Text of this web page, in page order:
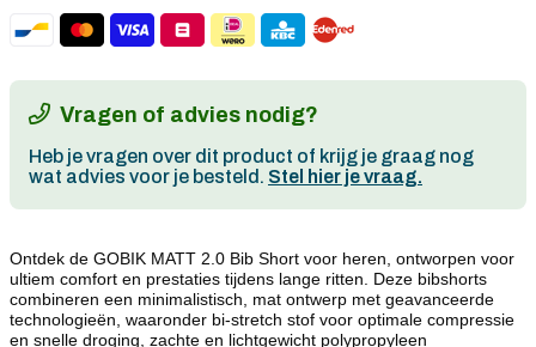
Vragen of advies nodig?
Heb je vragen over dit product of krijg je graag nog
wat advies voor je besteld. Stel hier je vraag.
Ontdek de GOBIK MATT 2.0 Bib Short voor heren, ontworpen voor
ultiem comfort en prestaties tijdens lange ritten. Deze bibshorts
combineren een minimalistisch, mat ontwerp met geavanceerde
technologieën, waaronder bi-stretch stof voor optimale compressie
en snelle droging, zachte en lichtgewicht polypropyleen